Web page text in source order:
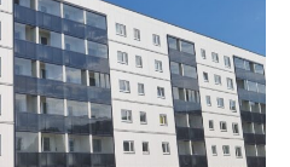
Kambja vald, Kambja alevik, Männi tn
13
30
2024